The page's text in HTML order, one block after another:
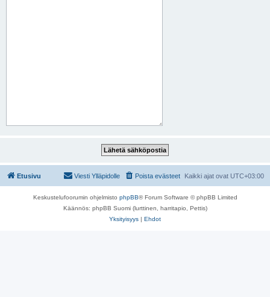
Etusivu Kaikki ajat ovat UTC+03:00
Poista evästeet
Viesti Ylläpidolle
Keskustelufoorumin ohjelmisto phpBB® Forum Software © phpBB Limited
Käännös: phpBB Suomi (lurttinen, harritapio, Pettis)
Yksityisyys | Ehdot